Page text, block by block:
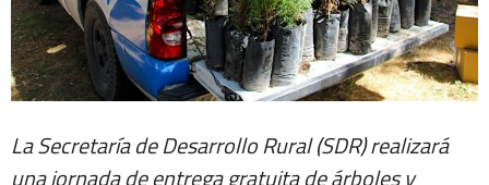
La Secretaría de Desarrollo Rural (SDR) realizará
una jornada de entrega gratuita de árboles y